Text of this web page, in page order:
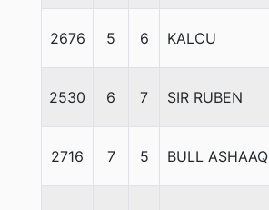
2676 5 6 KALCU
2530 6 7 SIR RUBEN
2716 7 5 BULL ASHAAQ